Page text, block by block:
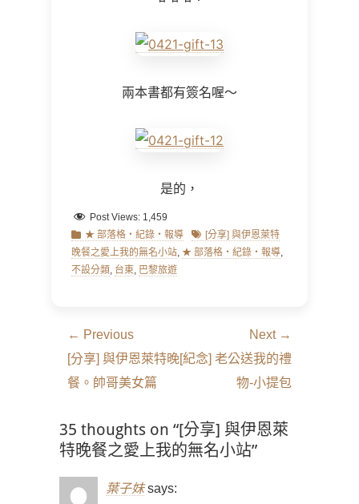
兩本書都有簽名喔～
是的，
Post Views: 1,459
Categories
★ 部落格‧紀錄‧報導 Tags[分享] 與伊恩萊特
晚餐之愛上我的無名小站, ★ 部落格‧紀錄‧報導,
不設分類, 台東, 巴黎旅遊
文
章
導
覽
← Previous
Previous
post:
[分享] 與伊恩萊特晚
餐。帥哥美女篇
Next →
Next
[紀念] 老公送我的禮
物-小提包
35 thoughts on “[分享] 與伊恩萊
特晚餐之愛上我的無名小站”
葉子妹 says: